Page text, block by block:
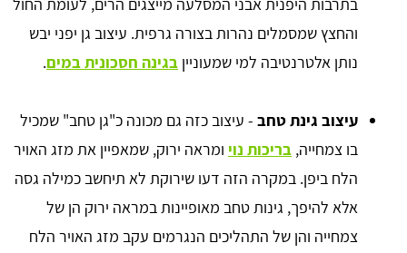
והחצץ שמסמלים נהרות בצורה גרפית. עיצוב גן יפני יבש
נותן אלטרנטיבה למי שמעוניין בגינה חסכונית במים.
עיצוב גינת טחב - עיצוב כזה גם מכונה כ"גן טחב" שמכיל
בו צמחייה, בריכות נוי ומראה ירוק, שמאפיין את מזג האויר
הלח ביפן. במקרה הזה דעו שירוקת לא תיחשב כמילה גסה
אלא להיפך, גינות טחב מאופיינות במראה ירוק הן של
צמחייה והן של התהליכים הנגרמים עקב מזג האויר הלח